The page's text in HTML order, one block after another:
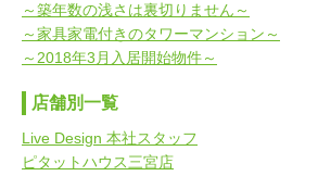
～築年数の浅さは裏切りません～
～家具家電付きのタワーマンション～
～2018年3月入居開始物件～
店舗別一覧
Live Design 本社スタッフ
ピタットハウス三宮店